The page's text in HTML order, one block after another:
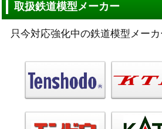
取扱鉄道模型メーカー
只今対応強化中の鉄道模型メー